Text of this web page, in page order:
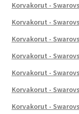
Korvakorut -
Korvakorut -
Korvakorut -
Korvakorut -
Korvakorut -
Korvakorut -
Korvakorut -